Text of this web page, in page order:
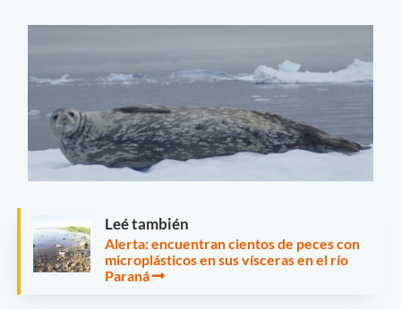
Leé también
Alerta: encuentran cientos de peces con
microplásticos en sus vísceras en el río
Paraná